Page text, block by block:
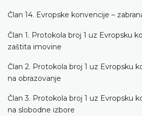
Član 14. Evropske konvencije –
Član 1. Protokola broj 1 uz Evropsku
zaštita imovine
Član 2. Protokola broj 1 uz Evropsku
na obrazovanje
Član 3. Protokola broj 1 uz Evropsku
na slobodne izbore